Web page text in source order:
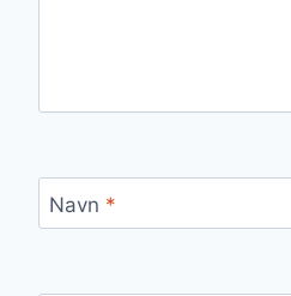
Navn *